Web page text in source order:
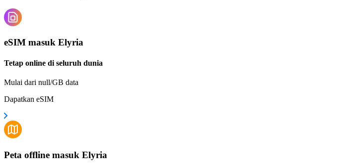
eSIM masuk Elyria
Tetap online di seluruh dunia
Mulai dari null/GB data
Dapatkan eSIM
Peta offline masuk Elyria